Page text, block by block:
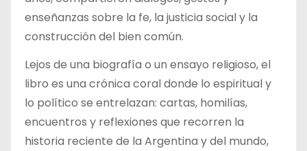
enseñanzas sobre la fe, la justicia social y la
construcción del bien común.
Lejos de una biografía o un ensayo religioso, el
libro es una crónica coral donde lo espiritual y
lo político se entrelazan: cartas, homilías,
encuentros y reflexiones que recorren la
historia reciente de la Argentina y del mundo,